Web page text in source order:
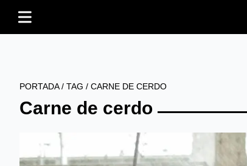
PORTADA/ TAG / CARNE DE CERDO
Carne de cerdo